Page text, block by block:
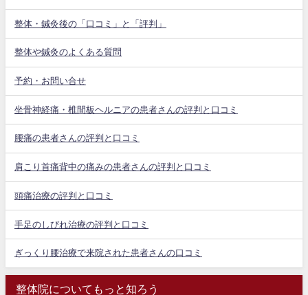
整体・鍼灸後の「口コミ」と「評判」
整体や鍼灸のよくある質問
予約・お問い合せ
坐骨神経痛・椎間板ヘルニアの患者さんの評判と口コミ
腰痛の患者さんの評判と口コミ
肩こり首痛背中の痛みの患者さんの評判と口コミ
頭痛治療の評判と口コミ
手足のしびれ治療の評判と口コミ
ぎっくり腰治療で来院された患者さんの口コミ
整体院についてもっと知ろう